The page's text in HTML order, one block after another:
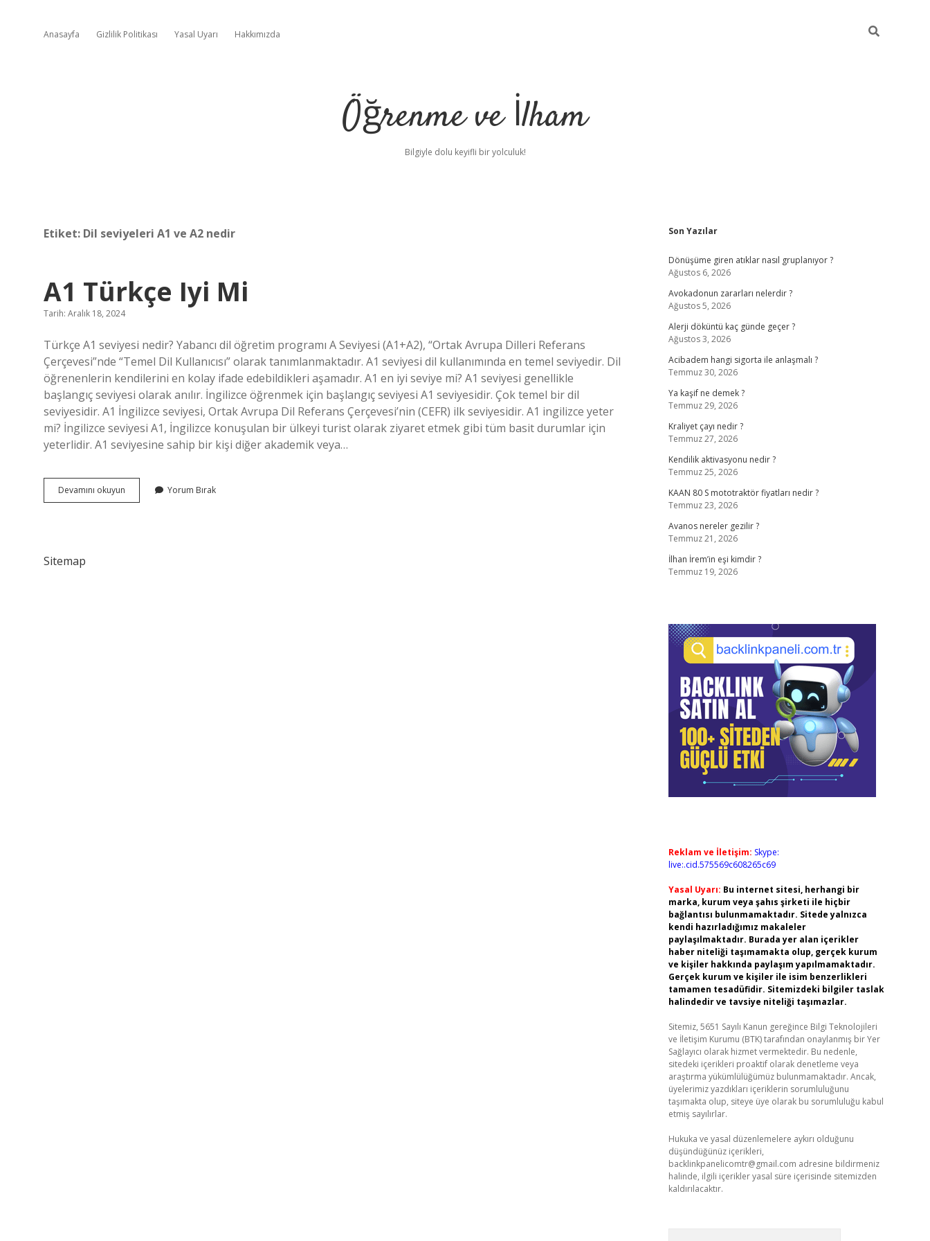
Anasayfa Gizlilik Politikası Yasal Uyarı Hakkımızda
Öğrenme ve İlham
Bilgiyle dolu keyifli bir yolculuk!
Etiket: Dil seviyeleri A1 ve A2 nedir
A1 Türkçe Iyi Mi
Tarih: Aralık 18, 2024
Türkçe A1 seviyesi nedir? Yabancı dil öğretim programı A Seviyesi (A1+A2), “Ortak Avrupa Dilleri Referans
Çerçevesi”nde “Temel Dil Kullanıcısı” olarak tanımlanmaktadır. A1 seviyesi dil kullanımında en temel seviyedir. Dil
öğrenenlerin kendilerini en kolay ifade edebildikleri aşamadır. A1 en iyi seviye mi? A1 seviyesi genellikle
başlangıç ​​seviyesi olarak anılır. İngilizce öğrenmek için başlangıç ​​seviyesi A1 seviyesidir. Çok temel bir dil
seviyesidir. A1 İngilizce seviyesi, Ortak Avrupa Dil Referans Çerçevesi’nin (CEFR) ilk seviyesidir. A1 ingilizce yeter
mi? İngilizce seviyesi A1, İngilizce konuşulan bir ülkeyi turist olarak ziyaret etmek gibi tüm basit durumlar için
yeterlidir. A1 seviyesine sahip bir kişi diğer akademik veya…
Devamını okuyun
Türkçe
Yorum Bırak
Sitemap
Sidebar
Son Yazılar
Dönüşüme giren atıklar nasıl gruplanıyor ?
Ağustos 6, 2026
Avokadonun zararları nelerdir ?
Ağustos 5, 2026
Alerji döküntü kaç günde geçer ?
Ağustos 3, 2026
Acibadem hangi sigorta ile anlaşmalı ?
Temmuz 30, 2026
Ya kaşif ne demek ?
Temmuz 29, 2026
Kraliyet çayı nedir ?
Temmuz 27, 2026
Kendilik aktivasyonu nedir ?
Temmuz 25, 2026
KAAN 80 S mototraktör fiyatları nedir ?
Temmuz 23, 2026
Avanos nereler gezilir ?
Temmuz 21, 2026
İlhan İrem’in eşi kimdir ?
Temmuz 19, 2026
Reklam ve İletişim: Skype:
live:.cid.575569c608265c69
Yasal Uyarı: Bu internet sitesi, herhangi bir
marka, kurum veya şahıs şirketi ile hiçbir
bağlantısı bulunmamaktadır. Sitede yalnızca
kendi hazırladığımız makaleler
paylaşılmaktadır. Burada yer alan içerikler
haber niteliği taşımamakta olup, gerçek kurum
ve kişiler hakkında paylaşım yapılmamaktadır.
Gerçek kurum ve kişiler ile isim benzerlikleri
tamamen tesadüfidir. Sitemizdeki bilgiler taslak
halindedir ve tavsiye niteliği taşımazlar.
Sitemiz, 5651 Sayılı Kanun gereğince Bilgi Teknolojileri
ve İletişim Kurumu (BTK) tarafından onaylanmış bir Yer
Sağlayıcı olarak hizmet vermektedir. Bu nedenle,
sitedeki içerikleri proaktif olarak denetleme veya
araştırma yükümlülüğümüz bulunmamaktadır. Ancak,
üyelerimiz yazdıkları içeriklerin sorumluluğunu
taşımakta olup, siteye üye olarak bu sorumluluğu kabul
etmiş sayılırlar.
Hukuka ve yasal düzenlemelere aykırı olduğunu
düşündüğünüz içerikleri,
backlinkpanelicomtr@gmail.com adresine bildirmeniz
halinde, ilgili içerikler yasal süre içerisinde sitemizden
kaldırılacaktır.